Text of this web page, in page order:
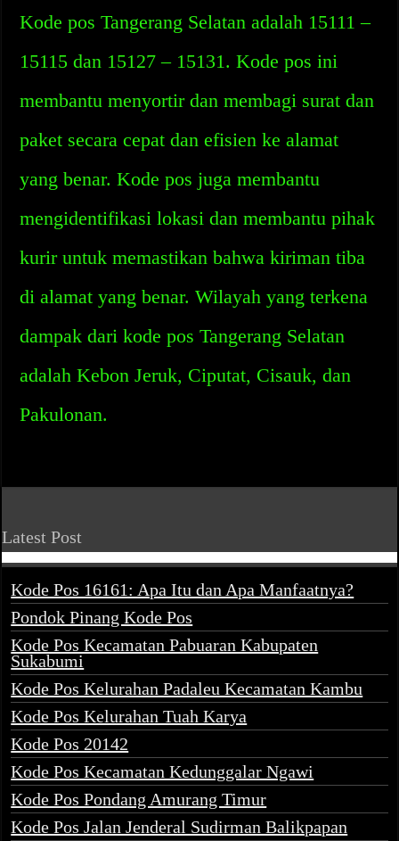
Kode pos Tangerang Selatan adalah 15111 –
15115 dan 15127 – 15131. Kode pos ini
membantu menyortir dan membagi surat dan
paket secara cepat dan efisien ke alamat
yang benar. Kode pos juga membantu
mengidentifikasi lokasi dan membantu pihak
kurir untuk memastikan bahwa kiriman tiba
di alamat yang benar. Wilayah yang terkena
dampak dari kode pos Tangerang Selatan
adalah Kebon Jeruk, Ciputat, Cisauk, dan
Pakulonan.
Latest Post
Kode Pos 16161: Apa Itu dan Apa Manfaatnya?
Pondok Pinang Kode Pos
Kode Pos Kecamatan Pabuaran Kabupaten
Sukabumi
Kode Pos Kelurahan Padaleu Kecamatan Kambu
Kode Pos Kelurahan Tuah Karya
Kode Pos 20142
Kode Pos Kecamatan Kedunggalar Ngawi
Kode Pos Pondang Amurang Timur
Kode Pos Jalan Jenderal Sudirman Balikpapan